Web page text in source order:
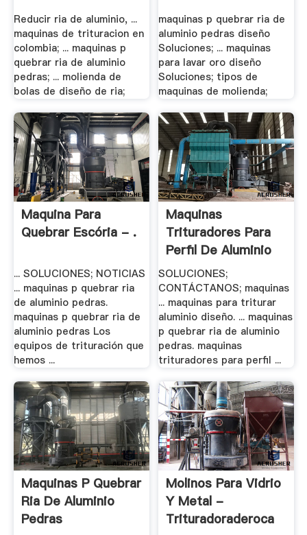
Reducir ria de aluminio, ...
maquinas de trituracion en
colombia; ... maquinas p
quebrar ria de aluminio
pedras; ... molienda de
bolas de diseño de ria;
maquinas p quebrar ria de
aluminio pedras diseño
Soluciones; ... maquinas
para lavar oro diseño
Soluciones; tipos de
maquinas de molienda;
Maquina Para
Quebrar Escória - .
... SOLUCIONES; NOTICIAS
... maquinas p quebrar ria
de aluminio pedras.
maquinas p quebrar ria de
aluminio pedras Los
equipos de trituración que
hemos ...
Maquinas
Trituradores Para
Perfil De Aluminio
En .
SOLUCIONES;
CONTÁCTANOS; maquinas
... maquinas para triturar
aluminio diseño. ... maquinas
p quebrar ria de aluminio
pedras. maquinas
trituradores para perfil ...
Maquinas P Quebrar
Ria De Aluminio
Pedras
Molinos Para Vidrio
Y Metal -
Trituradoraderoca